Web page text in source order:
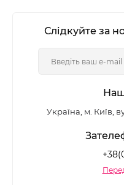
Слідкуйте за
Україна, м. Київ,